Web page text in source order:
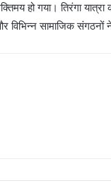
हो गया। तिरंगा
सामाजिक संगठनों ने